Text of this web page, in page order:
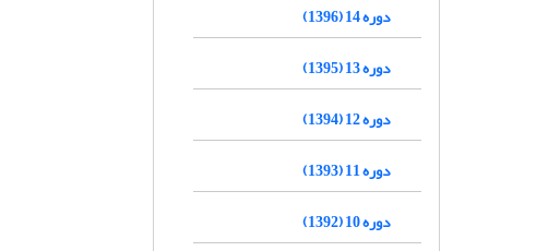
دوره 14 (1396)
دوره 13 (1395)
دوره 12 (1394)
دوره 11 (1393)
دوره 10 (1392)